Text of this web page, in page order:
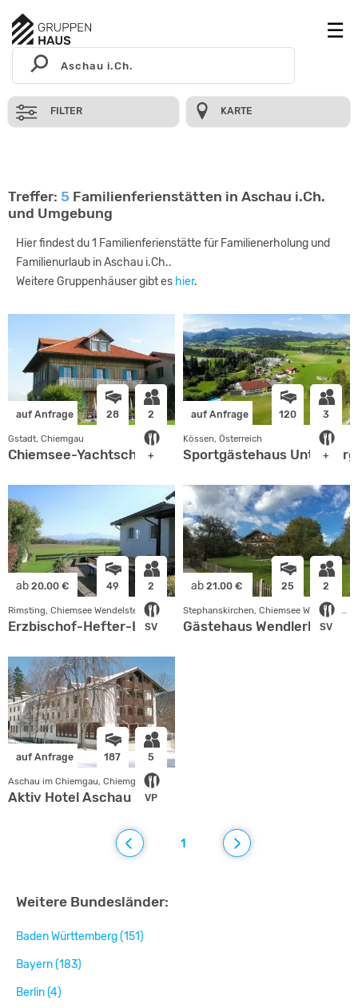
FILTER KARTE
Treffer: 5 Familienferienstätten in Aschau i.Ch.
und Umgebung
Hier findest du 1 Familienferienstätte für Familienerholung und
Familienurlaub in Aschau i.Ch..
Weitere Gruppenhäuser gibt es hier.
auf Anfrage 28 2
+
Gstadt, Chiemgau
Chiemsee-Yachtschule
auf Anfrage 120 3
+
Kössen, Österreich
Sportgästehaus Unterberg
ab 20.00 € 49 2
SV
Rimsting, Chiemsee Wendelstein
Erzbischof-Hefter-Haus
ab 21.00 € 25 2
SV
Gästehaus Wendlerhof
auf Anfrage 187 5
VP
Aschau im Chiemgau, Chiemgau
Aktiv Hotel Aschau
1
Weitere Bundesländer:
Baden Württemberg (151)
Bayern (183)
Berlin (4)